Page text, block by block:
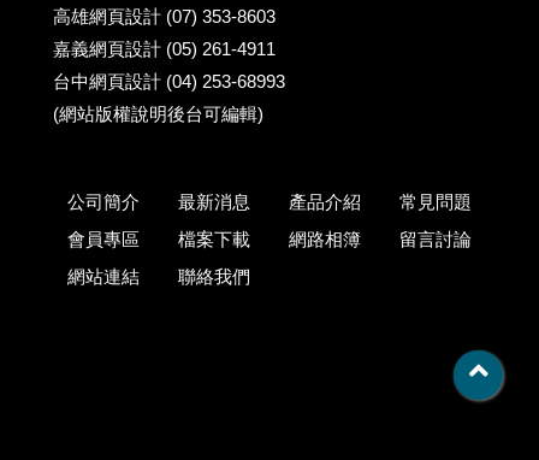
高雄網頁設計 (07) 353-8603
嘉義網頁設計 (05) 261-4911
台中網頁設計 (04) 253-68993
(網站版權說明後台可編輯)
公司簡介 最新消息 產品介紹
常見問題
會員專區
檔案下載 網路相簿
留言討論
網站連結
聯絡我們